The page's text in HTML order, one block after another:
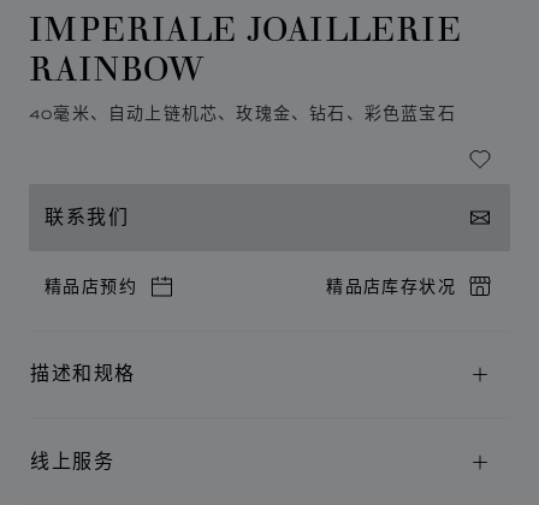
IMPERIALE JOAILLERIE
RAINBOW
40毫米、自动上链机芯、玫瑰金、钻石、彩色蓝宝石
联系我们
精品店预约 精品店库存状况
描述和规格
线上服务